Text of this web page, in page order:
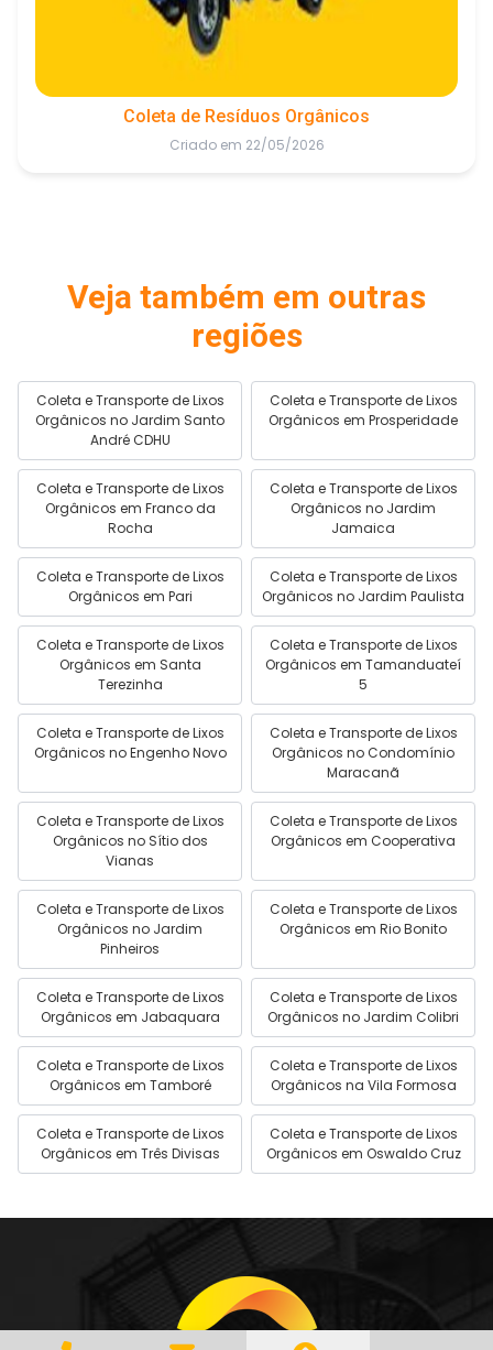
Coleta de Resíduos Orgânicos
Criado em 22/05/2026
Veja também em outras
regiões
Coleta e Transporte de Lixos
Orgânicos no Jardim Santo
André CDHU
Coleta e Transporte de Lixos
Orgânicos em Prosperidade
Coleta e Transporte de Lixos
Orgânicos em Franco da
Rocha
Coleta e Transporte de Lixos
Orgânicos no Jardim
Jamaica
Coleta e Transporte de Lixos
Orgânicos em Pari
Coleta e Transporte de Lixos
Orgânicos no Jardim Paulista
Coleta e Transporte de Lixos
Orgânicos em Santa
Terezinha
Coleta e Transporte de Lixos
Orgânicos em Tamanduateí
5
Coleta e Transporte de Lixos
Orgânicos no Engenho Novo
Coleta e Transporte de Lixos
Orgânicos no Condomínio
Maracanã
Coleta e Transporte de Lixos
Orgânicos no Sítio dos
Vianas
Coleta e Transporte de Lixos
Orgânicos em Cooperativa
Coleta e Transporte de Lixos
Orgânicos no Jardim
Pinheiros
Coleta e Transporte de Lixos
Orgânicos em Rio Bonito
Coleta e Transporte de Lixos
Orgânicos em Jabaquara
Coleta e Transporte de Lixos
Orgânicos no Jardim Colibri
Coleta e Transporte de Lixos
Orgânicos em Tamboré
Coleta e Transporte de Lixos
Orgânicos na Vila Formosa
Coleta e Transporte de Lixos
Orgânicos em Três Divisas
Coleta e Transporte de Lixos
Orgânicos em Oswaldo Cruz